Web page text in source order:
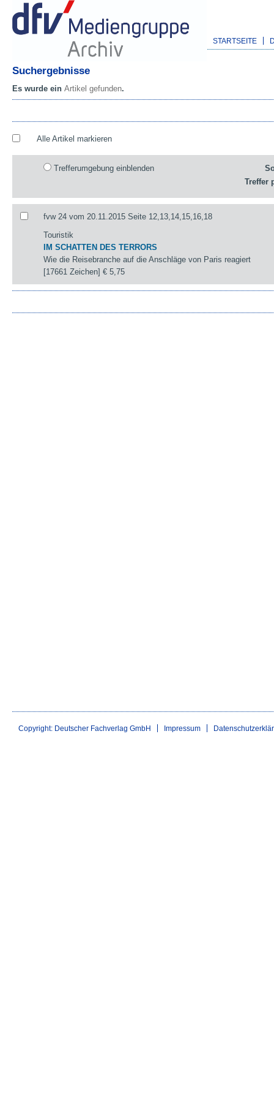
STARTSEITE
Suchergebnisse
Es wurde ein Artikel gefunden.
Alle Artikel markieren
Trefferumgebung einblenden
Treffer
fvw 24 vom 20.11.2015 Seite 12,13,14,15,16,18
Touristik
IM SCHATTEN DES TERRORS
Wie die Reisebranche auf die Anschläge von Paris reagiert
[17661 Zeichen]€ 5,75
Copyright: Deutscher Fachverlag GmbH Impressum